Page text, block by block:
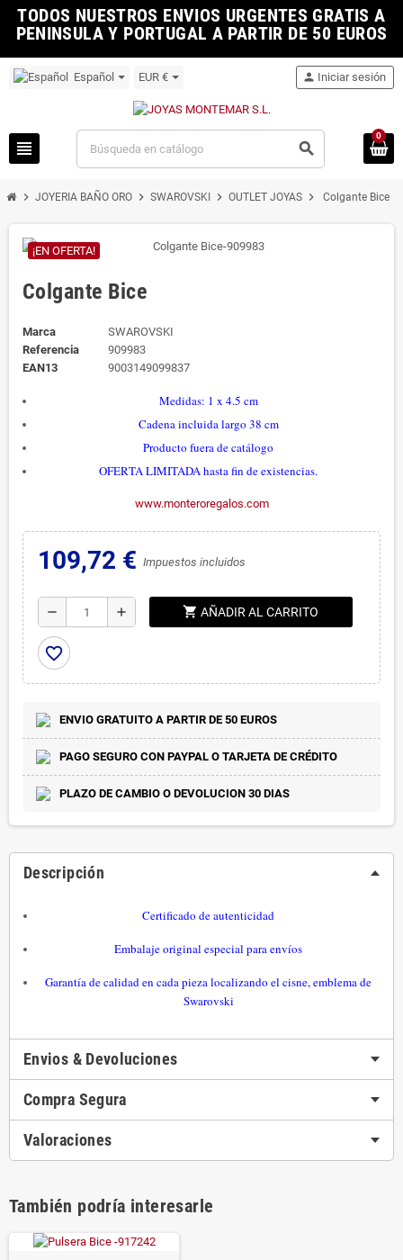
TODOS NUESTROS ENVIOS URGENTES GRATIS A
PENINSULA Y PORTUGAL A PARTIR DE 50 EUROS
Español EUR €
view_headline search
person Iniciar sesión
0
chevron_right JOYERIA BAÑO ORO chevron_right SWAROVSKI chevron_right OUTLET JOYAS chevron_right Colgante Bice
¡EN OFERTA!
Colgante Bice
Marca
SWAROVSKI
Referencia
909983
EAN13
9003149099837
Medidas: 1 x 4.5 cm
Cadena incluida largo 38 cm
Producto fuera de catálogo
OFERTA LIMITADA hasta fin de existencias.
www.monteroregalos.com
109,72 € Impuestos incluidos
remove add shopping_cart AÑADIR AL CARRITO
favorite_border
ENVIO GRATUITO A PARTIR DE 50 EUROS
PAGO SEGURO CON PAYPAL O TARJETA DE CRÉDITO
PLAZO DE CAMBIO O DEVOLUCION 30 DIAS
Descripción
Certificado de autenticidad
Embalaje original especial para envíos
Garantía de calidad en cada pieza localizando el cisne, emblema de
Swarovski
Envios & Devoluciones
Compra Segura
Valoraciones
También podría interesarle